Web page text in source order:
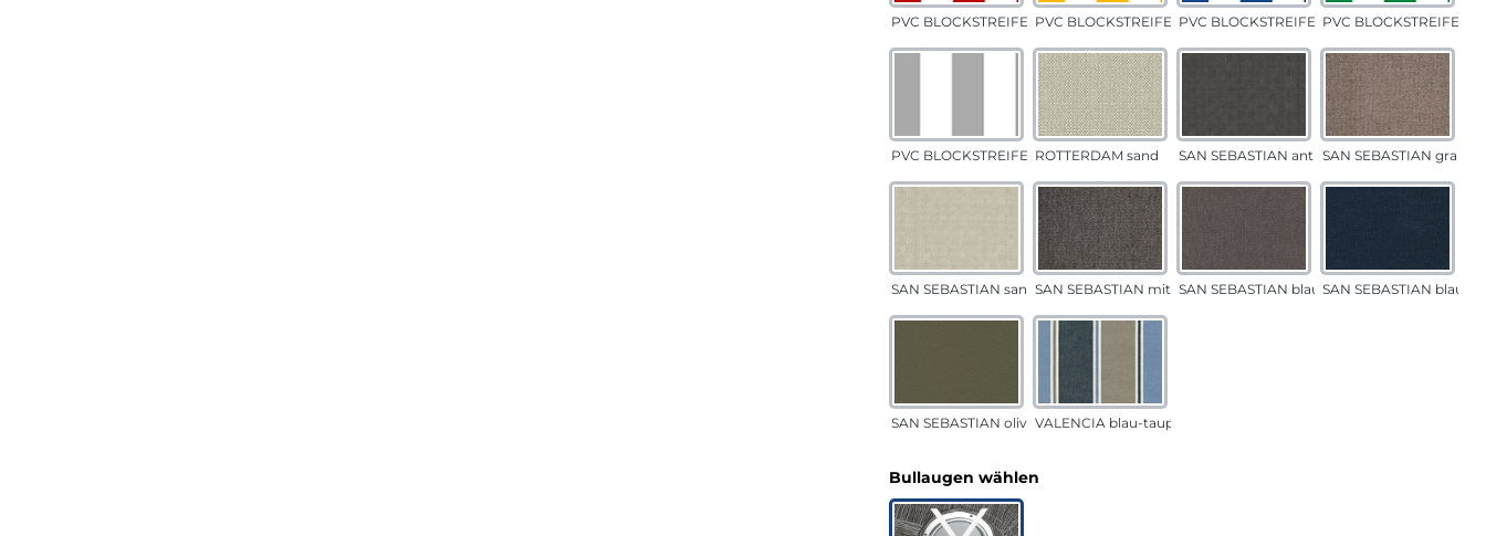
PVC BLOCKSTREIFEN rotPVC BLOCKSTREIFEN gelbPVC BLOCKSTREIFEN blauPVC BLOCKSTREIFEN
PVC BLOCKSTREIFEN grauROTTERDAM sand SAN SEBASTIAN anthrazitSAN SEBASTIAN grau-
SAN SEBASTIAN sandSAN SEBASTIAN mittelgrauSAN SEBASTIAN blau-sandSAN SEBASTIAN blau
SAN SEBASTIAN oliv VALENCIA blau-taupe
Bullaugen wählen